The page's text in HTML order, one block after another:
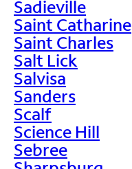
Sadieville
Saint Catharine
Saint Charles
Salt Lick
Salvisa
Sanders
Scalf
Science Hill
Sebree